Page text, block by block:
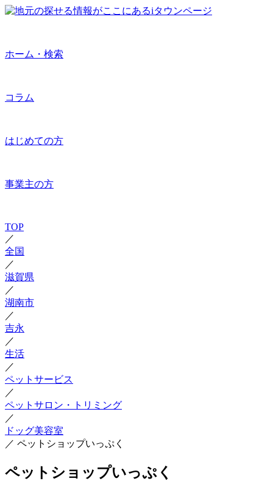
ホーム・検索
コラム
はじめての方
事業主の方
TOP
／
全国
／
滋賀県
／
湖南市
／
吉永
／
生活
／
ペットサービス
／
ペットサロン・トリミング
／
ドッグ美容室
／ ペットショップいっぷく
ペットショップいっぷく